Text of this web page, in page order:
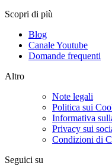
Scopri di più
Blog
Canale Youtube
Domande frequenti
Altro
Note legali
Politica sui
Informativa
Privacy sui
Condizioni di
Seguici su